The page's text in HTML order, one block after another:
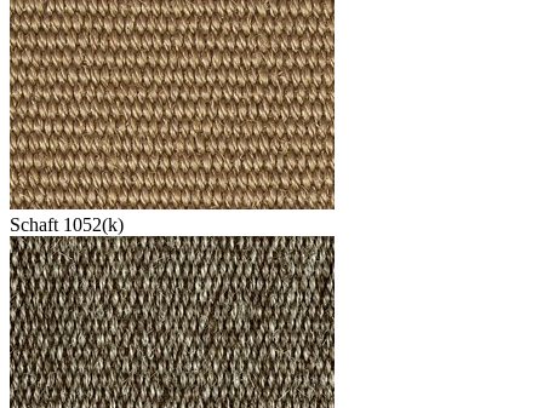
Schaft 1052(k)